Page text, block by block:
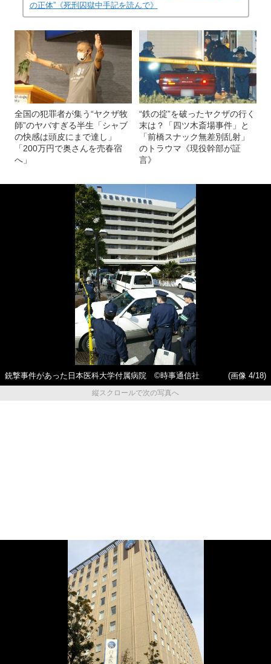
の正体”《死刑囚獄中手記を読んで》
全国の犯罪者が集う“ヤクザ牧
師”のヤバすぎる半生「シャブ
の快感は頭皮にまで達し」
「200万円で奥さんを売春宿
へ」
“鉄の掟”を破ったヤクザの行く
末は？「四ツ木斎場事件」と
「前橋スナック無差別乱射」
のトラウマ《現役幹部が証
言》
銃撃事件があった日本医科大学付属病院 ©時事通信社
(画像 4/18)
縦スクロールで次の写真へ